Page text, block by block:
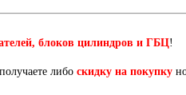
блоков цилиндров и ГБЦ!
либо скидку на покупку